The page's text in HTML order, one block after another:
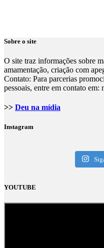
Sobre o site
O site traz informações sobre
amamentação, criação com
Contato: Para parcerias
pessoais, entre em contato em:
>> Deu na mídia
Instagram
YOUTUBE